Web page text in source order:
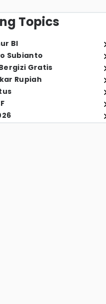
Topics
BI
Subianto
Gratis
Rupiah